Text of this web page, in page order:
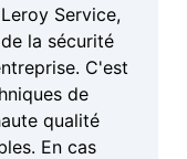
Service,
la sécurité
C'est
de
qualité
En cas